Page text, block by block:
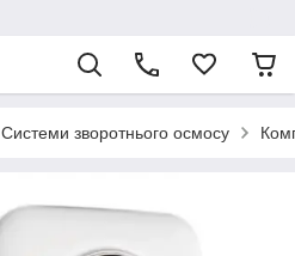
Системи зворотнього осмосу